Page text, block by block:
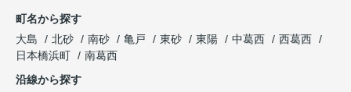
町名から探す
大島
北砂 南砂 亀戸 東砂 東陽 中葛西
西葛西
日本橋浜町
南葛西
沿線から探す